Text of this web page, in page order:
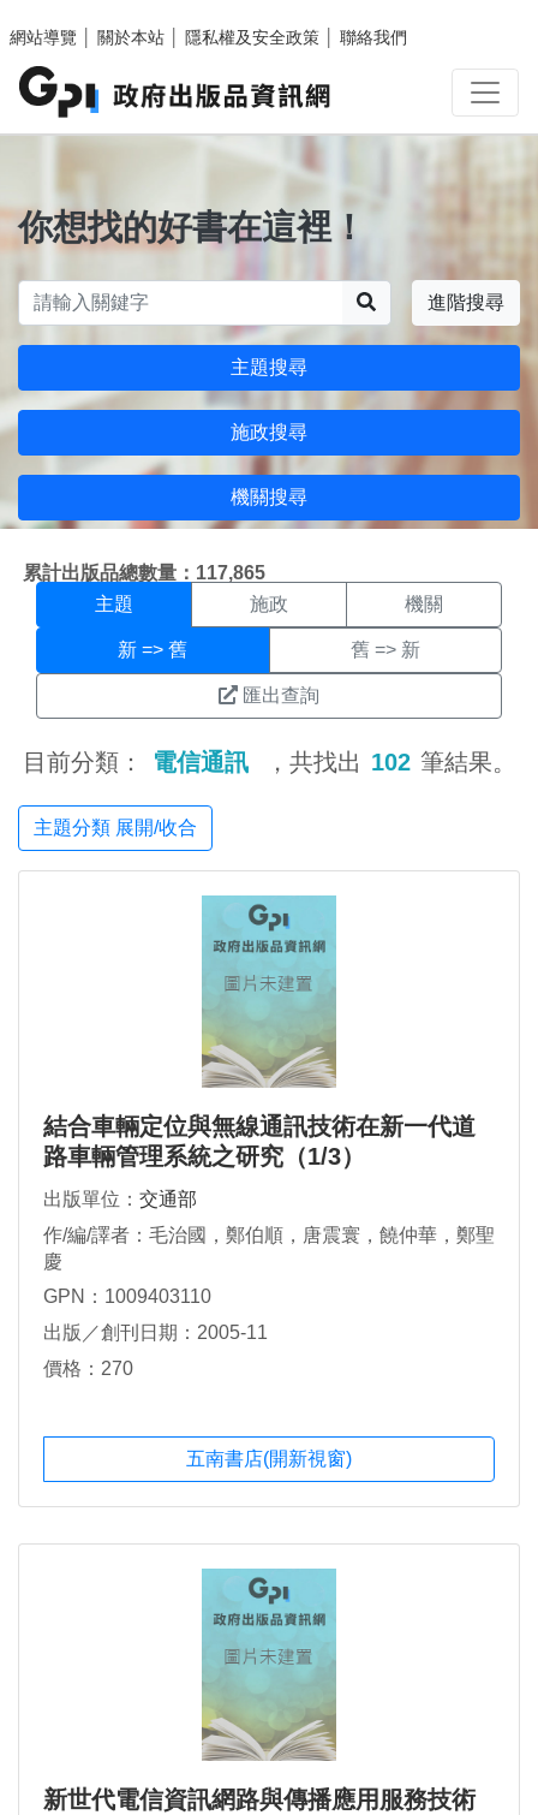
網站導覽
關於本站 隱私權及安全政策 聯絡我們
你想找的好書在這裡！
進階搜尋
主題搜尋
施政搜尋
機關搜尋
累計出版品總數量：117,865
主題搜尋結果頁面
主題 施政 機關
新 => 舊 舊 => 新
匯出查詢
目前分類： 電信通訊 ，共找出 102 筆結果。
主題分類 展開/收合
結合車輛定位與無線通訊技術在新一代道
路車輛管理系統之研究（1/3）
出版單位： 交通部
作/編/譯者：毛治國，鄭伯順，唐震寰，饒仲華，鄭聖
慶
GPN：1009403110
出版／創刊日期：2005-11
價格：270
五南書店(開新視窗)
新世代電信資訊網路與傳播應用服務技術